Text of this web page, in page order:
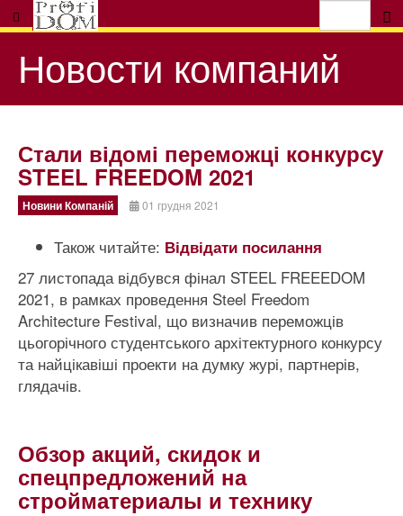
Новости компаний
Стали відомі переможці конкурсу
STEEL FREEDOM 2021
Новини Компаній 01 грудня 2021
Також читайте: Відвідати посилання
27 листопада відбувся фінал STEEL FREEEDOM
2021, в рамках проведення Steel Freedom
Architecture Festival, що визначив переможців
цьогорічного студентського архітектурного конкурсу
та найцікавіші проекти на думку журі, партнерів,
глядачів.
Обзор акций, скидок и
спецпредложений на
стройматериалы и технику